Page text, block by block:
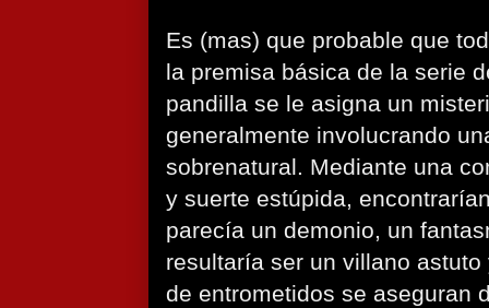
Es (mas) que probable que
la premisa básica de la serie
pandilla se le asigna un
generalmente involucrando
sobrenatural. Mediante una
y suerte estúpida,
parecía un demonio, un
resultaría ser un villano
de entrometidos se aseguran